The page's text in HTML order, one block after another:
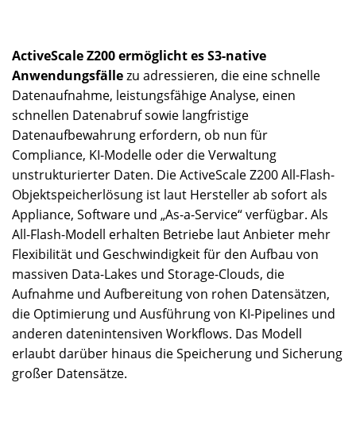
ActiveScale Z200 ermöglicht es S3-native
Anwendungsfällezu adressieren, die eine schnelle
Datenaufnahme, leistungsfähige Analyse, einen
schnellen Datenabruf sowie langfristige
Datenaufbewahrung erfordern, ob nun für
Compliance, KI-Modelle oder die Verwaltung
unstrukturierter Daten. Die ActiveScale Z200 All-Flash-
Objektspeicherlösung ist laut Hersteller ab sofort als
Appliance, Software und „As-a-Service“ verfügbar. Als
All-Flash-Modell erhalten Betriebe laut Anbieter mehr
Flexibilität und Geschwindigkeit für den Aufbau von
massiven Data-Lakes und Storage-Clouds, die
Aufnahme und Aufbereitung von rohen Datensätzen,
die Optimierung und Ausführung von KI-Pipelines und
anderen datenintensiven Workflows. Das Modell
erlaubt darüber hinaus die Speicherung und Sicherung
großer Datensätze.